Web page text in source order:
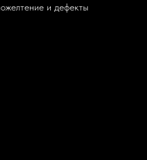
и дефекты